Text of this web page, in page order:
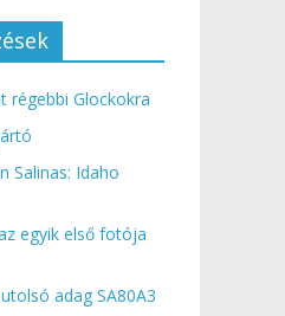
régebbi Glockokra
Salinas: Idaho
egyik első fotója
adag SA80A3